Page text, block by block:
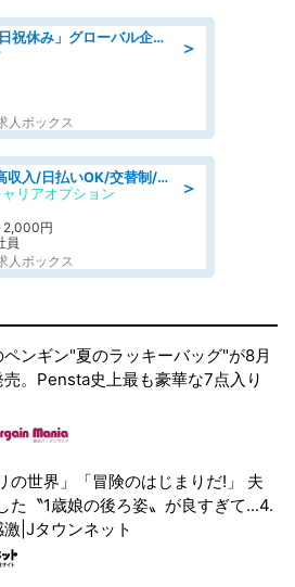
＞
09月開始/「土日祝休み」グローバル企業での産業保健のお仕事/保健師/高時給/残業なし/服装自由
人ボックス
＞
組立・組付け/高収入/日払いOK/交替制/20・30・40代活躍中/製造 工場
リアオプション
2,000円
員
人ボックス
ンギン"夏のラッキーバッグ"が8月
売。Pensta史上最も豪華な7点入り
の世界」「冒険のはじまりだ!」 夫
た〝1歳娘の後ろ姿〟が良すぎて...4.
|Jタウンネット